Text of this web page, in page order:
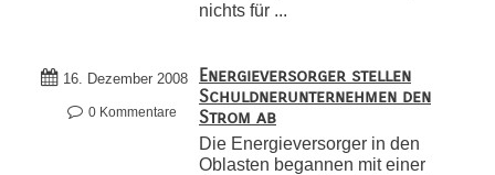
nichts für ...
16. Dezember 2008
0 Kommentare
Energieversorger stellen
Schuldnerunternehmen den
Strom ab
Die Energieversorger in den
Oblasten begannen mit einer